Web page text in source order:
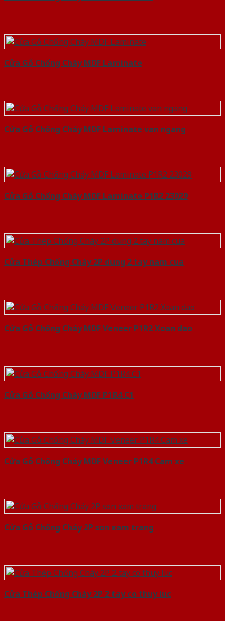
Cửa Gỗ Chống Cháy MDF Laminate
Cửa Gỗ Chống Cháy MDF Laminate van ngang
Cửa Gỗ Chống Cháy MDF Laminate P1R2 23029
Cửa Thép Chống Cháy 2P dung 2 tay nam cua
Cửa Gỗ Chống Cháy MDF Veneer P1R2 Xoan dao
Cửa Gỗ Chống Cháy MDF P1R4 C1
Cửa Gỗ Chống Cháy MDF Veneer P1R4 Cam xe
Cửa Gỗ Chống Cháy 2P son xam trang
Cửa Thép Chống Cháy 2P 2 tay co thuy luc